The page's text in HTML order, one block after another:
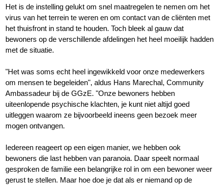
Het is de instelling gelukt om snel maatregelen te nemen om het
virus van het terrein te weren en om contact van de cliënten met
het thuisfront in stand te houden. Toch bleek al gauw dat
bewoners op de verschillende afdelingen het heel moeilijk hadden
met de situatie.
"Het was soms echt heel ingewikkeld voor onze medewerkers
om mensen te begeleiden", aldus Hans Marechal, Community
Ambassadeur bij de GGzE. "Onze bewoners hebben
uiteenlopende psychische klachten, je kunt niet altijd goed
uitleggen waarom ze bijvoorbeeld ineens geen bezoek meer
mogen ontvangen.
Iedereen reageert op een eigen manier, we hebben ook
bewoners die last hebben van paranoia. Daar speelt normaal
gesproken de familie een belangrijke rol in om een bewoner weer
gerust te stellen. Maar hoe doe je dat als er niemand op de